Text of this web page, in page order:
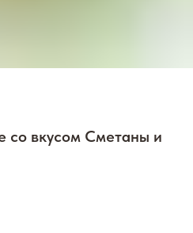
со вкусом Сметаны и